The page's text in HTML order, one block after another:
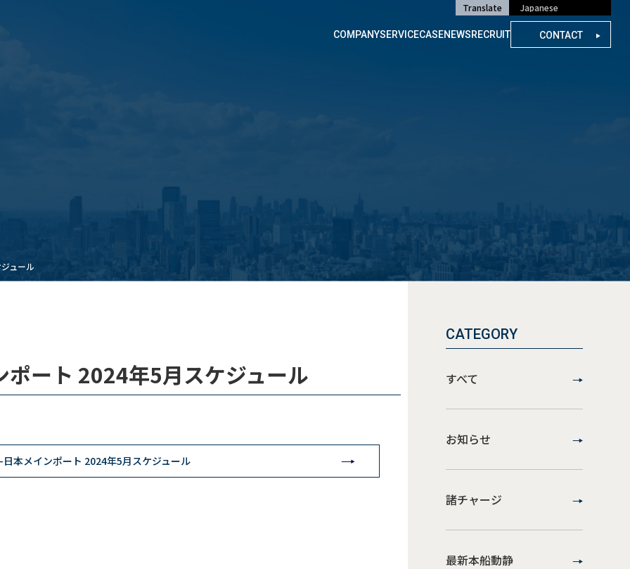
Translate
COMPANYSERVICECASENEWSRECRUIT CONTACT
ュール
ート 2024年5月スケジュール
本メインポート 2024年5月スケジュール
CATEGORY
すべて
お知らせ
諸チャージ
最新本船動静